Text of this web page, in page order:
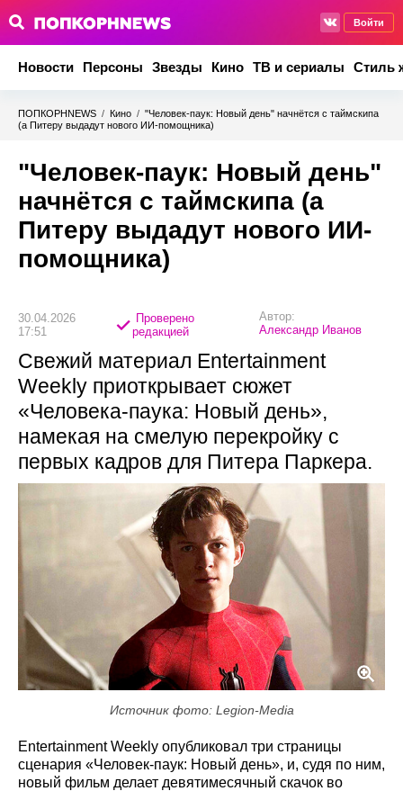
Войти
Новости Персоны Звезды Кино ТВ и сериалы Стиль
ПОПКОРНNEWS / Кино / "Человек-паук: Новый день" начнётся с таймскипа
(а Питеру выдадут нового ИИ-помощника)
"Человек-паук: Новый день"
начнётся с таймскипа (а
Питеру выдадут нового ИИ-
помощника)
30.04.2026
17:51
Проверено
редакцией
Автор:
Александр Иванов
Свежий материал Entertainment
Weekly приоткрывает сюжет
«Человека-паука: Новый день»,
намекая на смелую перекройку с
первых кадров для Питера Паркера.
Источник фото: Legion-Media
Entertainment Weekly опубликовал три страницы
сценария «Человек-паук: Новый день», и, судя по ним,
новый фильм делает девятимесячный скачок во